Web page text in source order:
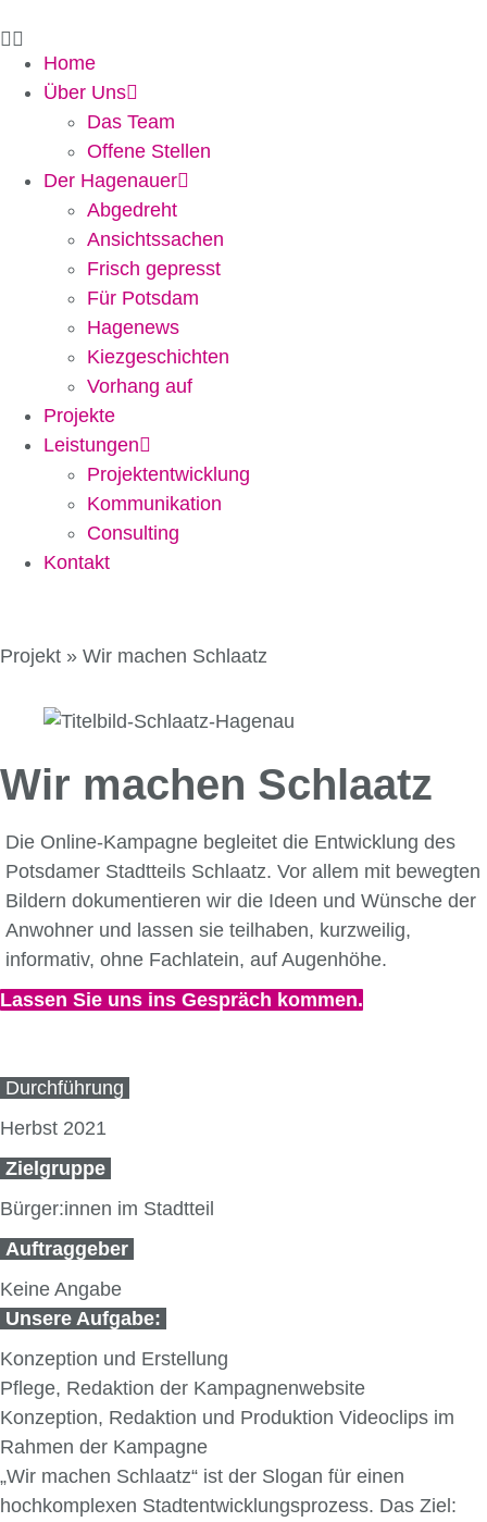
Inhalt
springenHome
Über Uns
Das Team
Offene Stellen
Der Hagenauer
Abgedreht
Ansichtssachen
Frisch gepresst
Für Potsdam
Hagenews
Kiezgeschichten
Vorhang auf
Projekte
Leistungen
Projektentwicklung
Kommunikation
Consulting
Kontakt
Projekt » Wir machen Schlaatz
Wir machen Schlaatz
Die Online-Kampagne begleitet die Entwicklung des
Potsdamer Stadtteils Schlaatz. Vor allem mit bewegten
Bildern dokumentieren wir die Ideen und Wünsche der
Anwohner und lassen sie teilhaben, kurzweilig,
informativ, ohne Fachlatein, auf Augenhöhe.
Lassen Sie uns ins Gespräch kommen.
Durchführung
Herbst 2021
Zielgruppe
Bürger:innen im Stadtteil
Auftraggeber
Keine Angabe
Unsere Aufgabe:
Konzeption und Erstellung
Pflege, Redaktion der Kampagnenwebsite
Konzeption, Redaktion und Produktion Videoclips im
Rahmen der Kampagne
„Wir machen Schlaatz“ ist der Slogan für einen
hochkomplexen Stadtentwicklungsprozess. Das Ziel: